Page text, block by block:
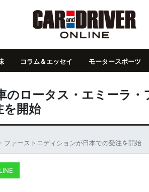
コラム＆エッセイ モータースポーツ
ロータス・エミーラ・
を開始
ァーストエディションが日本での受注を開始
LINE